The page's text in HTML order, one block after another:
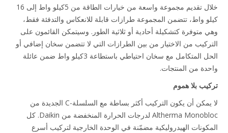
خلال تقديم مجموعة واسعة من خيارات الطاقة من 5كيلو واط إلى 16
واط، تتضمن المجموعة طرازات قابلة للانعكاس والتدفئة فقط،
متوفرة كتشكيلة أحادية أو ثلاثية الطور. وسيتمكن القائمون على
من الاختيار من بين الطرازات التي لا تتضمن سخان إضافي أو
الحل المتكامل مع سخان احتياطي باستطاعة 3كيلو واط ضمن عائلة
من المنتجات.
بلا هموم
لا يمكن أن يكون التركيب أكثر بساطة مع السلسلة-C الجديدة من
Altherma Monobloc لدرجات الحرارة المنخفضة من Daikin. كل
الهيدروليكية مضمّنة في الوحدة الخارجية لتركيب أسرع